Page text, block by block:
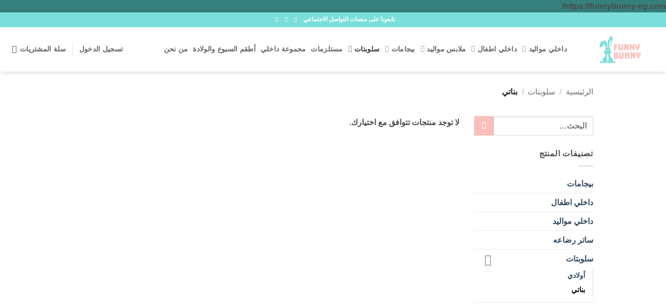
https://funnybunny-eg.com/
تابعونا على منصات التواصل الاجتماعي
داخلي مواليد داخلي اطفال ملابس مواليد بيجامات سلوبتات مستلزمات مجموعة داخلي أطقم السبوع والولادة من نحن تسجيل الدخول سلة المشتريات
الرئيسية / سلوبتات / بناتي
البحث
تصنيفات المنتج
بيجامات
داخلي اطفال
داخلي مواليد
ساتر رضاعه
سلوبتات
أولادي
بناتي
لا توجد منتجات تتوافق مع اختيارك.